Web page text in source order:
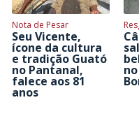
Nota de Pesar
Seu Vicente,
ícone da cultura
e tradição Guató
no Pantanal,
falece aos 81
anos